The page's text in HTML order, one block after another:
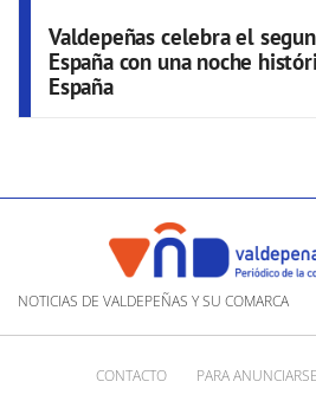
Valdepeñas celebra el
España con una noche
España
NOTICIAS DE VALDEPEÑAS Y SU COMARCA
CONTACTO PARA ANUNCIARSE